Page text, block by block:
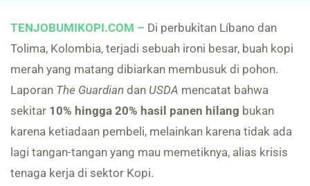
TENJOBUMIKOPI.COM – Di perbukitan Líbano dan
Tolima, Kolombia, terjadi sebuah ironi besar, buah kopi
merah yang matang dibiarkan membusuk di pohon.
Laporan The Guardian dan USDA mencatat bahwa
sekitar 10% hingga 20% hasil panen hilang bukan
karena ketiadaan pembeli, melainkan karena tidak ada
lagi tangan-tangan yang mau memetiknya, alias krisis
tenaga kerja di sektor Kopi.